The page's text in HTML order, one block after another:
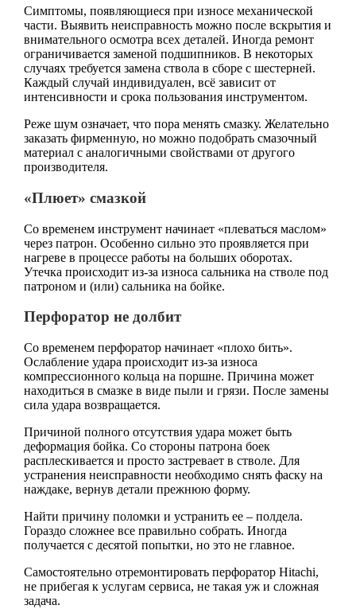
Симптомы, появляющиеся при износе механической
части. Выявить неисправность можно после вскрытия и
внимательного осмотра всех деталей. Иногда ремонт
ограничивается заменой подшипников. В некоторых
случаях требуется замена ствола в сборе с шестерней.
Каждый случай индивидуален, всё зависит от
интенсивности и срока пользования инструментом.
Реже шум означает, что пора менять смазку. Желательно
заказать фирменную, но можно подобрать смазочный
материал с аналогичными свойствами от другого
производителя.
«Плюет» смазкой
Со временем инструмент начинает «плеваться маслом»
через патрон. Особенно сильно это проявляется при
нагреве в процессе работы на больших оборотах.
Утечка происходит из-за износа сальника на стволе под
патроном и (или) сальника на бойке.
Перфоратор не долбит
Со временем перфоратор начинает «плохо бить».
Ослабление удара происходит из-за износа
компрессионного кольца на поршне. Причина может
находиться в смазке в виде пыли и грязи. После замены
сила удара возвращается.
Причиной полного отсутствия удара может быть
деформация бойка. Со стороны патрона боек
расплескивается и просто застревает в стволе. Для
устранения неисправности необходимо снять фаску на
наждаке, вернув детали прежнюю форму.
Найти причину поломки и устранить ее – полдела.
Гораздо сложнее все правильно собрать. Иногда
получается с десятой попытки, но это не главное.
Самостоятельно отремонтировать перфоратор Hitachi,
не прибегая к услугам сервиса, не такая уж и сложная
задача.